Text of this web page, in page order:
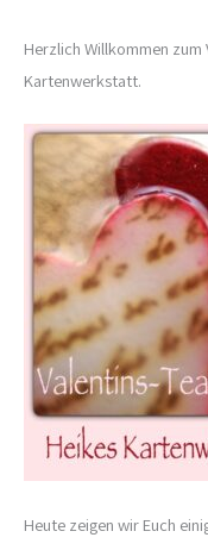
Herzlich Willkommen zum
Kartenwerkstatt.
Heute zeigen wir Euch